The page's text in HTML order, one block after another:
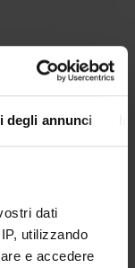
degli annunci
dati
utilizzando
e accedere